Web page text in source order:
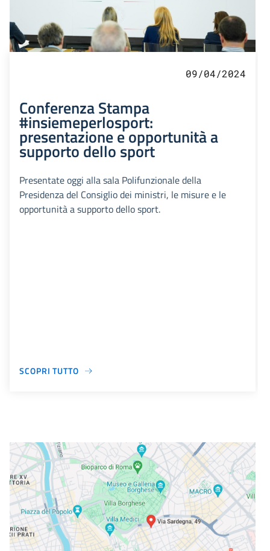
09/04/2024
Conferenza Stampa
#insiemeperlosport:
presentazione e opportunità a
supporto dello sport
Presentate oggi alla sala Polifunzionale della
Presidenza del Consiglio dei ministri, le misure e le
opportunità a supporto dello sport.
SCOPRI TUTTO